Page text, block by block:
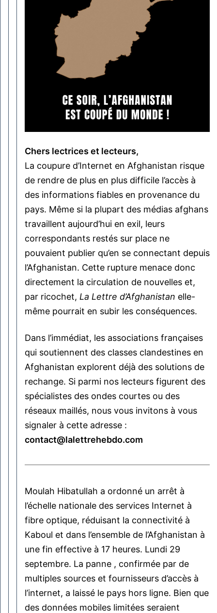
Chers lectrices et lecteurs,
La coupure d’Internet en Afghanistan risque
de rendre de plus en plus difficile l’accès à
des informations fiables en provenance du
pays. Même si la plupart des médias afghans
travaillent aujourd’hui en exil, leurs
correspondants restés sur place ne
pouvaient publier qu’en se connectant depuis
l’Afghanistan. Cette rupture menace donc
directement la circulation de nouvelles et,
par ricochet, La Lettre d’Afghanistan elle-
même pourrait en subir les conséquences.
Dans l’immédiat, les associations françaises
qui soutiennent des classes clandestines en
Afghanistan explorent déjà des solutions de
rechange. Si parmi nos lecteurs figurent des
spécialistes des ondes courtes ou des
réseaux maillés, nous vous invitons à vous
signaler à cette adresse :
contact@lalettrehebdo.com
Moulah Hibatullah a ordonné un arrêt à
l’échelle nationale des services Internet à
fibre optique, réduisant la connectivité à
Kaboul et dans l’ensemble de l’Afghanistan à
une fin effective à 17 heures. Lundi 29
septembre. La panne , confirmée par de
multiples sources et fournisseurs d’accès à
l’internet, a laissé le pays hors ligne. Bien que
des données mobiles limitées seraient